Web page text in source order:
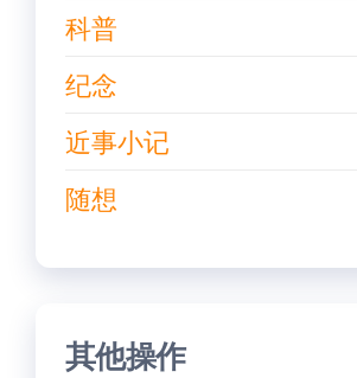
科普
纪念
近事小记
随想
其他操作